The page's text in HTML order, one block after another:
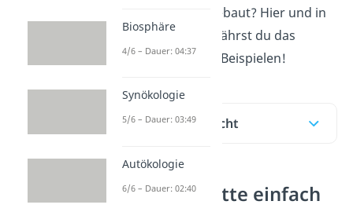
und im Meer aufgebaut? Hier und in
unseremVideo
erfährst du das
mithilfe von vielen Beispielen!
Inhaltsübersicht
Nahrungskette einfach
Biosphäre
4/6 – Dauer: 04:37
Synökologie
5/6 – Dauer: 03:49
Autökologie
6/6 – Dauer: 02:40